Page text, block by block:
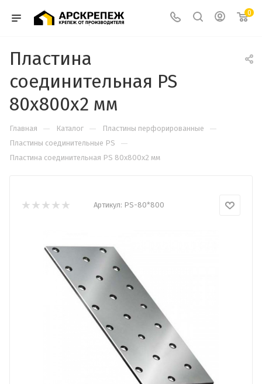
0
Пластина
соединительная PS
80х800х2 мм
Главная — Каталог — Пластины перфорированные —
Пластины соединительные PS —
Пластина соединительная PS 80х800х2 мм
Артикул: PS-80*800